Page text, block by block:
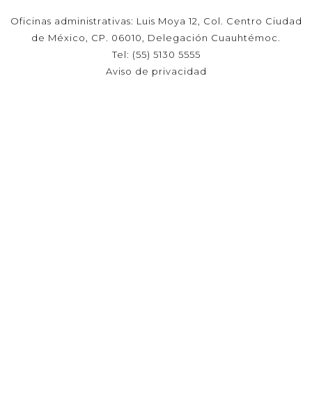
Oficinas administrativas: Luis Moya 12, Col. Centro Ciudad
de México, CP. 06010, Delegación Cuauhtémoc.
Tel: (55) 5130 5555
Aviso de privacidad